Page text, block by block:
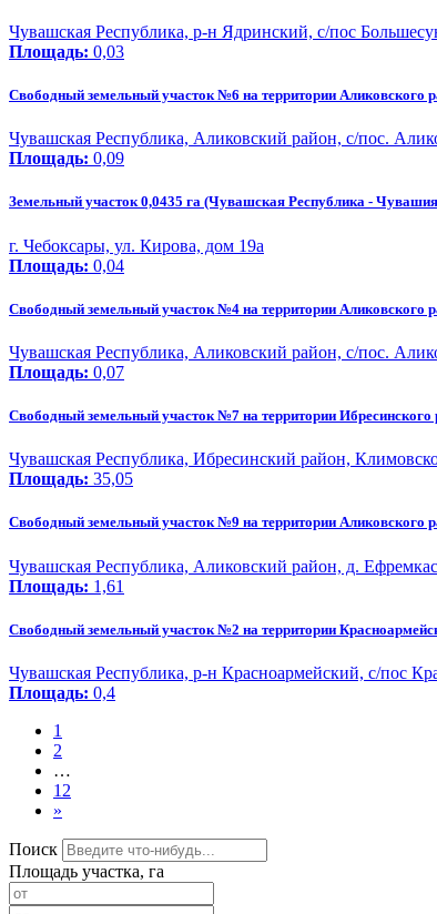
Чувашская Республика, р-н Ядринский, с/пос
Площадь: 0,03
Свободный земельный участок №6 на территории Аликовского
Чувашская Республика, Аликовский район, с/пос.
Площадь: 0,09
Земельный участок 0,0435 га (Чувашская Республика -
г. Чебоксары, ул. Кирова, дом 19а
Площадь: 0,04
Свободный земельный участок №4 на территории Аликовского
Чувашская Республика, Аликовский район, с/пос.
Площадь: 0,07
Свободный земельный участок №7 на территории
Чувашская Республика, Ибресинский район,
Площадь: 35,05
Свободный земельный участок №9 на территории Аликовского
Чувашская Республика, Аликовский район, д.
Площадь: 1,61
Свободный земельный участок №2 на территории
Чувашская Республика, р-н Красноармейский, с/пос
Площадь: 0,4
1
2
…
12
»
Поиск
Площадь участка, га